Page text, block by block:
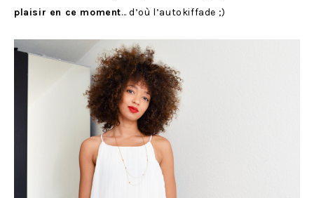
plaisir en ce moment… d’où l’autokiffade ;)